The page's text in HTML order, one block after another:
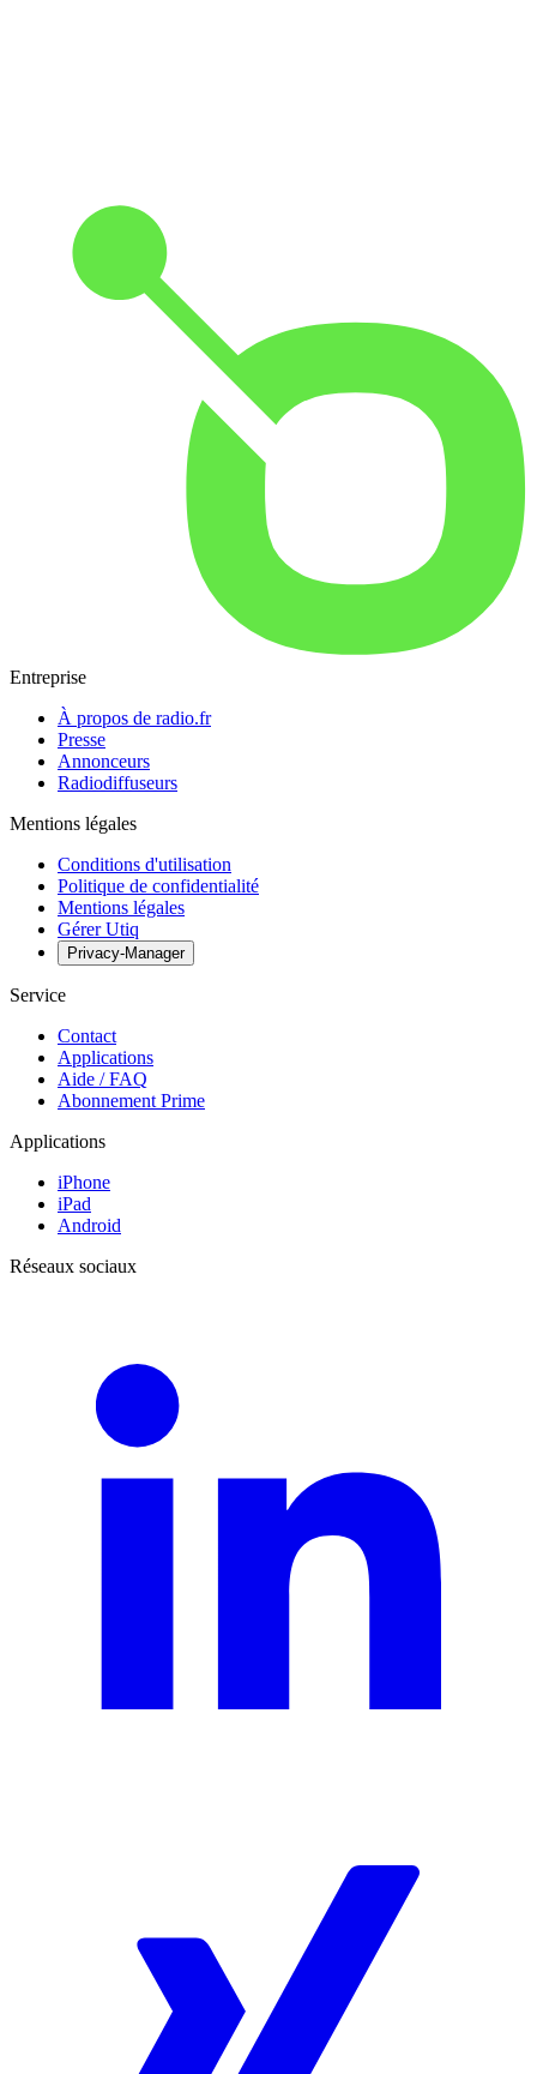
Entreprise
À propos de radio.fr
Presse
Annonceurs
Radiodiffuseurs
Mentions légales
Conditions d'utilisation
Politique de confidentialité
Mentions légales
Gérer Utiq
Privacy-Manager
Service
Contact
Applications
Aide / FAQ
Abonnement Prime
Applications
iPhone
iPad
Android
Réseaux sociaux